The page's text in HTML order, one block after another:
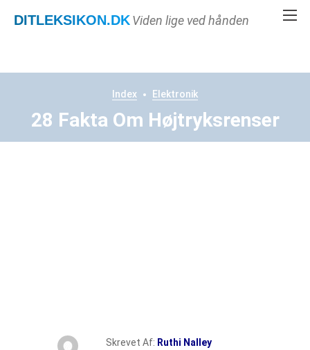
DITLEKSIKON.DKViden lige ved hånden
Index Elektronik
28 Fakta Om Højtryksrenser
Skrevet Af: Ruthi Nalley